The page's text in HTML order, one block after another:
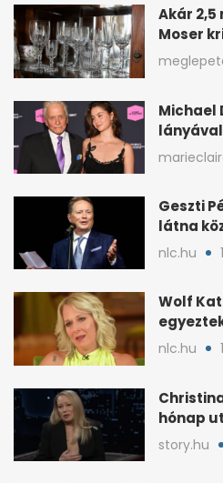
Akár
Moser
otthon
Michael
át az
Geszti
látna
nlc.hu
Wolf
nlc.hu
hónap
okokról
story.hu